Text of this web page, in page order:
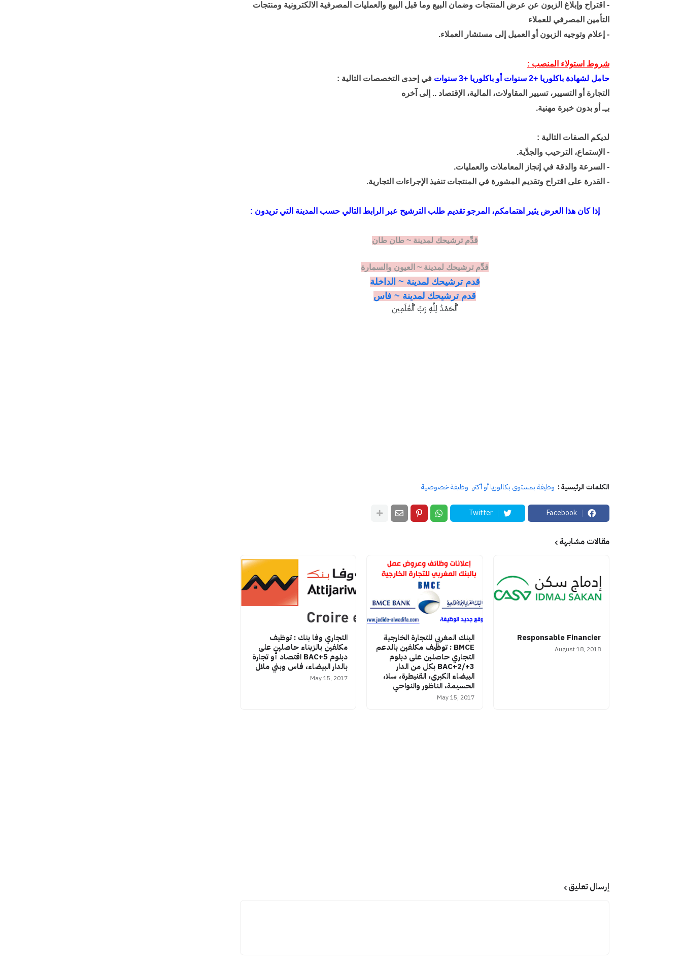
- اقتراح وإبلاغ الزبون عن عرض المنتجات وضمان البيع وما قبل البيع و العمليات المصرفية الالكترونية ومنتجات
التأمين المصرفي للعملاء
- إعلام وتوجيه الزبون أو العميل إلى مستشار العملاء.
شروط استولاء المنصب :
حامل لشهادة باكلوريا +2 سنوات أو باكلوريا +3 سنوات
في إحدى التخصصات التالية :
التجارة أو التسيير، تسيير المقاولات، المالية، الإقتصاد .. إلى آخره
بـِـ أو بدون خبرة مهنية.
لديكم الصفات التالية :
- الإستماع، الترحيب والجدِّية.
- السرعة والدقة في إنجاز المعاملات والعمليات.
- القدرة على اقتراح وتقديم المشورة في المنتجاتتنفيذ الإجراءات التجارية.
إذا كان هذا العرض يثير اهتمامكم، المرجو تقديم طلب الترشيح عبر الرابط التالي حسب المدينة التي تريدون :
قدِّم ترشيحك لمدينة ~ طان طان
قدِّم ترشيحك لمدينة ~ العيون والسمارة
قدم ترشيحك لمدينة ~ الداخلة
قدم ترشيحك لمدينة ~ فاس
ٱلْحَمْدُ لِلَّهِ رَبِّ ٱلْعَٰلَمِين
الكلمات الرئيسية : وظيفة بمستوى بكالوريا أو أكثر وظيفة خصوصية
Facebook
Twitter
مقالات مشابهة
Responsable Financier
August 18, 2018
البنك المغربي للتجارة الخارجية
BMCE : توظيف مكلفين بالدعم
التجاري حاصلين على دبلوم
BAC+2/+3 بكل من الدار
البيضاء الكبرى، القنيطرة، سلا،
الحسيمة، الناظور والنواحي
May 15, 2017
التجاري وفا بنك : توظيف
مكلفين بالزبناء حاصلين على
دبلوم BAC+5 اقتصاد أو تجارة
بالدار البيضاء، فاس وبني ملال
May 15, 2017
إرسال تعليق